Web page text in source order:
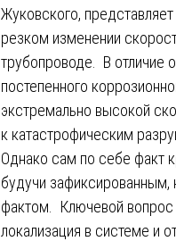
Жуковского,
резком изменении
трубопроводе. В отличие
постепенного
экстремально высокой
к катастрофическим
Однако сам по себе факт
будучи
фактом. Ключевой вопрос
локализация в системе и